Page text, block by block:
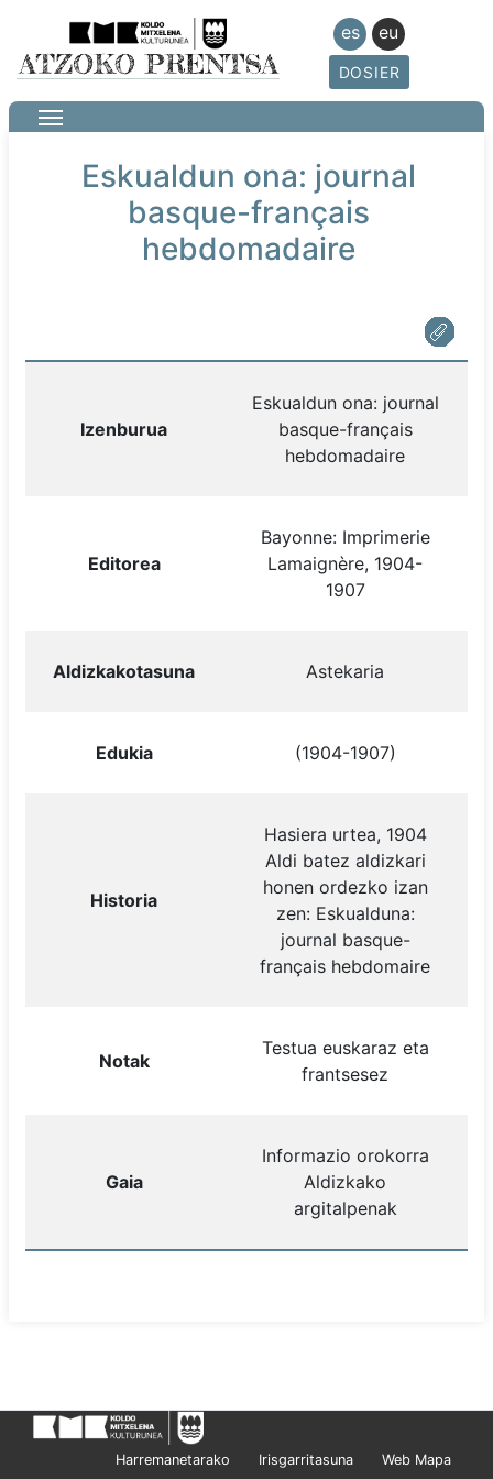
es eu
DOSIER
Eskualdun ona: journal
basque-français
hebdomadaire
Izenburua
Eskualdun ona: journal
basque-français
hebdomadaire
Editorea
Bayonne: Imprimerie
Lamaignère, 1904-
1907
Aldizkakotasuna Astekaria
Edukia (1904-1907)
Historia
Hasiera urtea, 1904
Aldi batez aldizkari
honen ordezko izan
zen: Eskualduna:
journal basque-
français hebdomaire
Notak
Testua euskaraz eta
frantsesez
Gaia
Informazio orokorra
Aldizkako
argitalpenak
Harremanetarako Irisgarritasuna
Web Mapa